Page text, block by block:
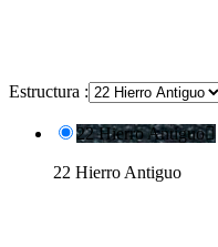
Estructura :
22 Hierro Antiguo
22 Hierro Antiguo